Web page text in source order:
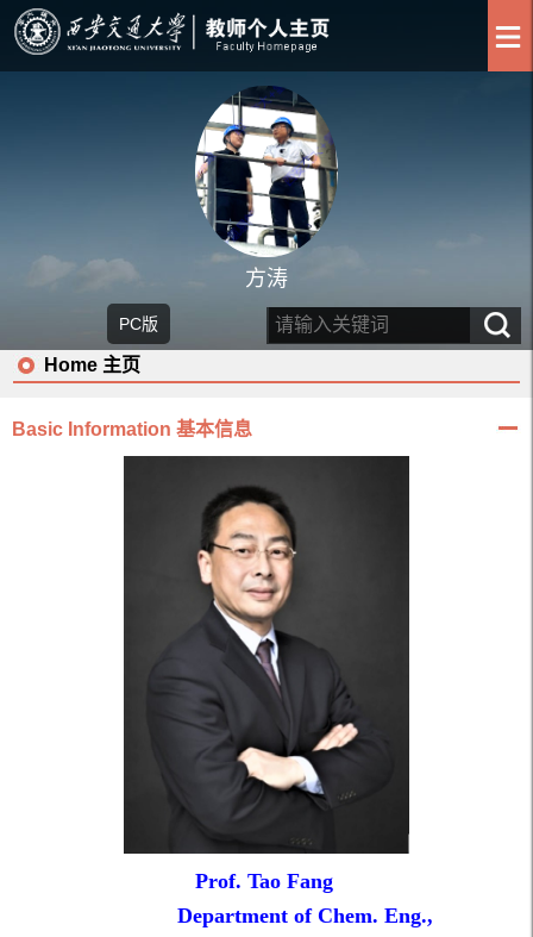
方涛
Home 主页
Basic Information 基本信息
Prof. Tao Fang
Department of Chem. Eng.,
PC版